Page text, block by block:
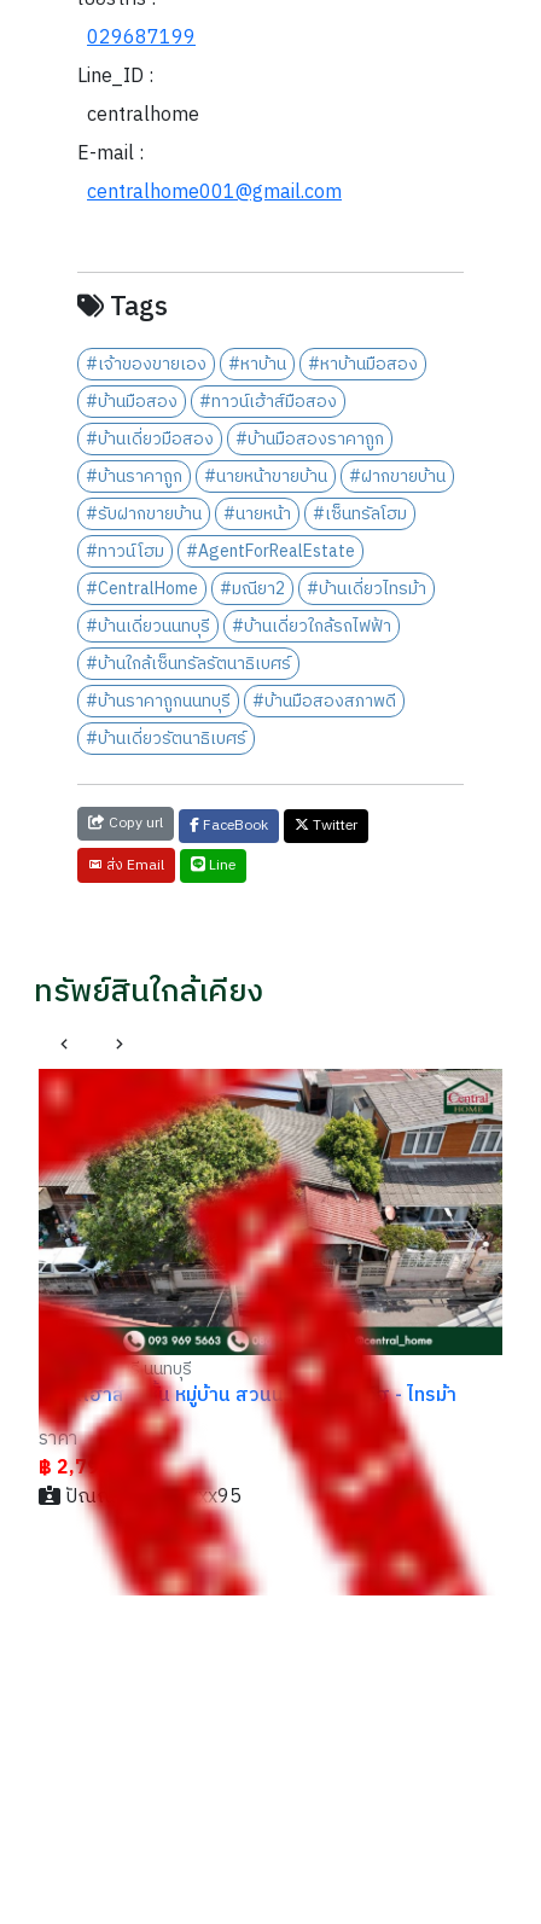
029687199
Line_ID :
centralhome
E-mail :
centralhome001@gmail.com
Tags
#เจ้าของขายเอง #หาบ้าน
#หาบ้านมือสอง
#บ้านมือสอง
#ทาวน์เฮ้าส์มือสอง
#บ้านเดี่ยวมือสอง
#บ้านมือสองราคาถูก
#บ้านราคาถูก
#นายหน้าขายบ้าน
#ฝากขายบ้าน
#รับฝากขายบ้าน
#นายหน้า
#เซ็นทรัลโฮม
#ทาวน์โฮม
#AgentForRealEstate
#CentralHome
#มณียา2
#บ้านเดี่ยวไทรม้า
#บ้านเดี่ยวนนทบุรี
#บ้านเดี่ยวใกล้รถไฟฟ้า
#บ้านใกล้เซ็นทรัลรัตนาธิเบศร์
#บ้านราคาถูกนนทบุรี
#บ้านมือสองสภาพดี
#บ้านเดี่ยวรัตนาธิเบศร์
Copy url FaceBook
Twitter
ส่ง Email
Line
ทรัพย์สินใกล้เคียง
เมืองนนทบุรี นนทบุรี
ทาวน์โฮม ภัชธีญา ท่าอิฐ ใกล้ MRT สถานีบางรักน้อยท่าอิฐ
ราคา
฿ 1,395,000
พล / 085xxxxx42